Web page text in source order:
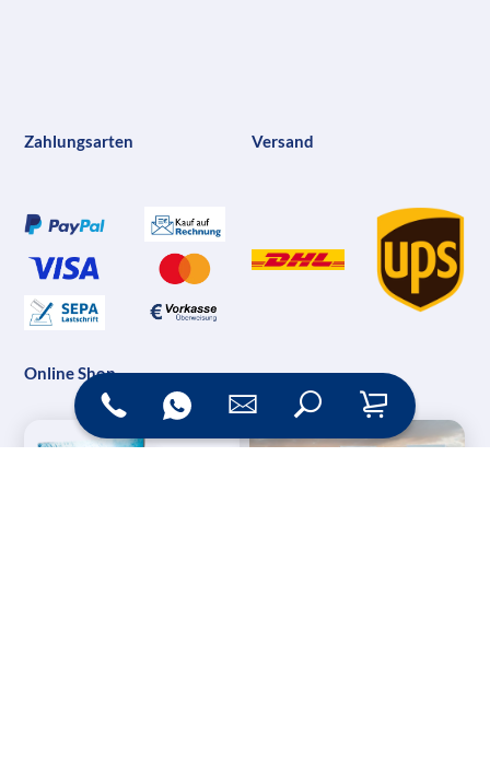
Zahlungsarten Versand
Online Shop